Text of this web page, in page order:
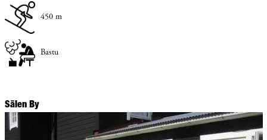
450 m
Bastu
Sälen By